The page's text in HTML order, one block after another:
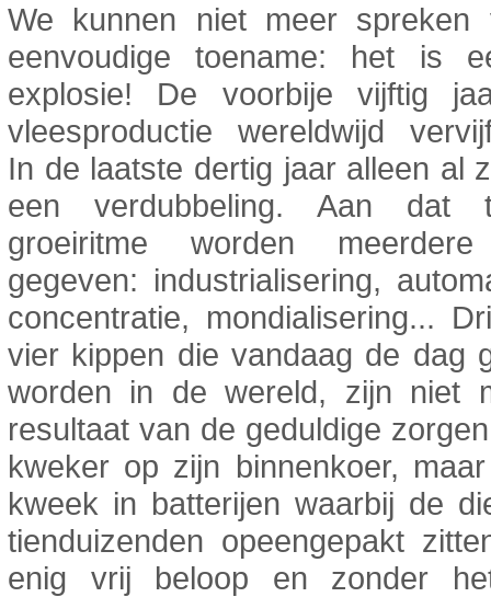
We kunnen niet meer spreken
eenvoudige toename: het is
explosie! De voorbije vijftig
vleesproductie wereldwijd
In de laatste dertig jaar alleen al
een verdubbeling. Aan dat
groeiritme worden
gegeven: industrialisering,
concentratie, mondialisering...
vier kippen die vandaag de dag
worden in de wereld, zijn niet
resultaat van de geduldige
kweker op zijn binnenkoer,
kweek in batterijen waarbij de
tienduizenden opeengepakt
enig vrij beloop en zonder